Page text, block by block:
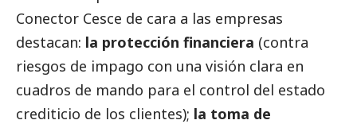
Conector Cesce de cara a las empresas
destacan: la protección financiera (contra
riesgos de impago con una visión clara en
cuadros de mando para el control del estado
crediticio de los clientes); la toma de